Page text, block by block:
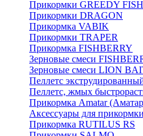
Прикормки GREEDY FISH
Прикормки DRAGON
Прикормка VABIK
Прикормки TRAPER
Прикормка FISHBERRY
Зерновые смеси
Зерновые смеси LION
Пеллетс
Пеллетс, жмых
Прикормка Amatar
Аксессуары для прикормки
Прикормка RUTILUS RS